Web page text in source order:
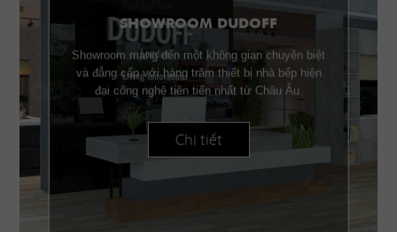
SHOWROOM DUDOFF
Showroom mang đến một không gian chuyên biệt
và đẳng cấp với hàng trăm thiết bị nhà bếp hiện
đại công nghệ tiên tiến nhất từ Châu Âu.
Chi tiết